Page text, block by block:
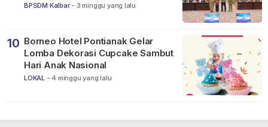
BPSDM Kalbar - 3 minggu yang lalu
10 Borneo Hotel Pontianak Gelar
Lomba Dekorasi Cupcake Sambut
Hari Anak Nasional
LOKAL - 4 minggu yang lalu